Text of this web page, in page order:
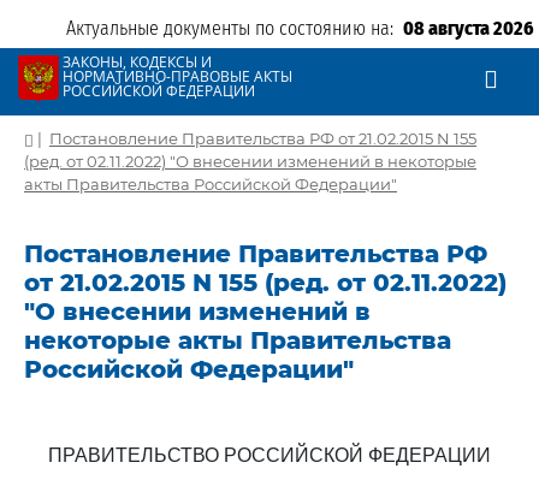
Актуальные документы по состоянию на: 08 августа 2026
ЗАКОНЫ, КОДЕКСЫ И
НОРМАТИВНО-ПРАВОВЫЕ АКТЫ
РОССИЙСКОЙ ФЕДЕРАЦИИ
| Постановление Правительства РФ от 21.02.2015 N 155
(ред. от 02.11.2022) "О внесении изменений в некоторые
акты Правительства Российской Федерации"
Постановление Правительства РФ
от 21.02.2015 N 155 (ред. от 02.11.2022)
"О внесении изменений в
некоторые акты Правительства
Российской Федерации"
ПРАВИТЕЛЬСТВО РОССИЙСКОЙ ФЕДЕРАЦИИ